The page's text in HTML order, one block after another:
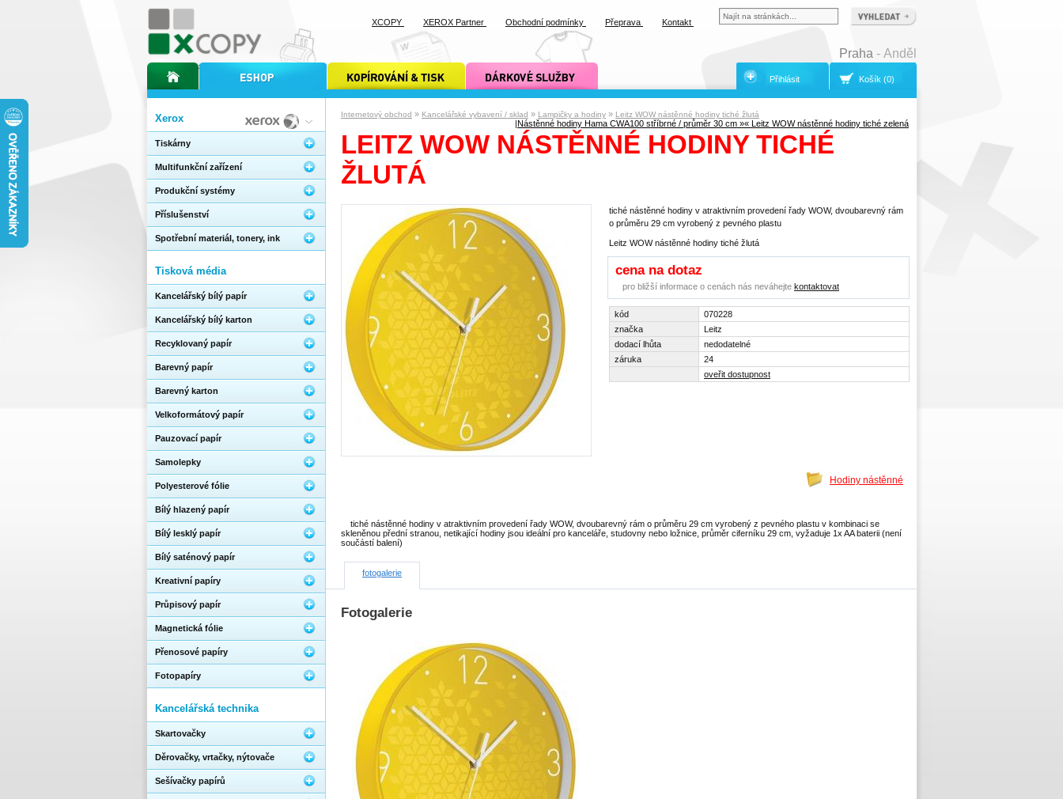
Internetový obchod » Kancelářské vybavení / sklad » Lampičky a hodiny » Leitz WOW nástěnné hodiny tiché žlutá
« Leitz WOW nástěnné hodiny tiché zelená
|Nástěnné hodiny Hama CWA100 stříbrné / průměr 30 cm »
LEITZ WOW NÁSTĚNNÉ HODINY TICHÉ
ŽLUTÁ
tiché nástěnné hodiny v atraktivním provedení řady WOW, dvoubarevný rám
o průměru 29 cm vyrobený z pevného plastu
Leitz WOW nástěnné hodiny tiché žlutá
cena na dotaz
pro bližší informace o cenách nás neváhejte kontaktovat
kód
070228
značka
Leitz
dodací lhůta
nedodatelné
záruka
24
oveřit dostupnost
Hodiny nástěnné
tiché nástěnné hodiny v atraktivním provedení řady WOW, dvoubarevný rám o průměru 29 cm vyrobený z pevného plastu v kombinaci se
skleněnou přední stranou, netikající hodiny jsou ideální pro kanceláře, studovny nebo ložnice, průměr ciferníku 29 cm, vyžaduje 1x AA baterii (není
součástí balení)
fotogalerie
Fotogalerie
Xerox
Tiskárny
Multifunkční zařízení
Produkční systémy
Příslušenství
Spotřební materiál, tonery, ink
Tisková média
Kancelářský bílý papír
Kancelářský bílý karton
Recyklovaný papír
Barevný papír
Barevný karton
Velkoformátový papír
Pauzovací papír
Samolepky
Polyesterové fólie
Bílý hlazený papír
Bílý lesklý papír
Bílý saténový papír
Kreativní papíry
Průpisový papír
Magnetická fólie
Přenosové papíry
Fotopapíry
Kancelářská technika
Skartovačky
Děrovačky, vrtačky, nýtovače
Sešívačky papírů
úvodní stránka xcopyinternetový obchod xcopy kopírování a tisk xcopy dárkové služby xcopy
XCOPY XEROX Partner Obchodní podmínky Přeprava Kontakt
Praha - Anděl
Košík (0)
Přihlásit